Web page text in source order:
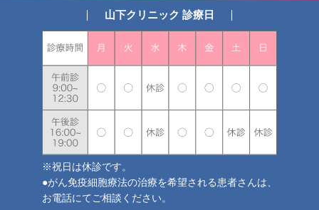
山下クリニック 診療日
※祝日は休診です。
●がん免疫細胞療法の治療を希望される患者さんは、
お電話にてご相談ください。